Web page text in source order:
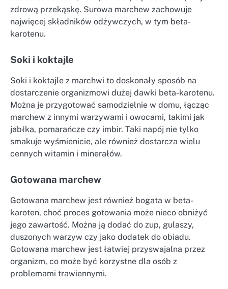
zdrową przekąskę. Surowa marchew zachowuje
najwięcej składników odżywczych, w tym beta-
karotenu.
Soki i koktajle
Soki i koktajle z marchwi to doskonały sposób na
dostarczenie organizmowi dużej dawki beta-karotenu.
Można je przygotować samodzielnie w domu, łącząc
marchew z innymi warzywami i owocami, takimi jak
jabłka, pomarańcze czy imbir. Taki napój nie tylko
smakuje wyśmienicie, ale również dostarcza wielu
cennych witamin i minerałów.
Gotowana marchew
Gotowana marchew jest również bogata w beta-
karoten, choć proces gotowania może nieco obniżyć
jego zawartość. Można ją dodać do zup, gulaszy,
duszonych warzyw czy jako dodatek do obiadu.
Gotowana marchew jest łatwiej przyswajalna przez
organizm, co może być korzystne dla osób z
problemami trawiennymi.